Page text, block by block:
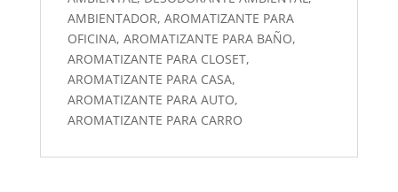
AMBIENTADOR, AROMATIZANTE PARA
OFICINA, AROMATIZANTE PARA BAÑO,
AROMATIZANTE PARA CLOSET,
AROMATIZANTE PARA CASA,
AROMATIZANTE PARA AUTO,
AROMATIZANTE PARA CARRO